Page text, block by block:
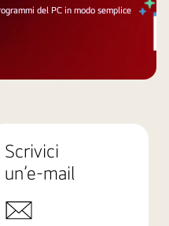
del PC in modo semplice
Scrivici
un’e-mail